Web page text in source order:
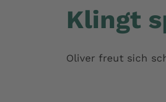
Klingt
Oliver freut sich